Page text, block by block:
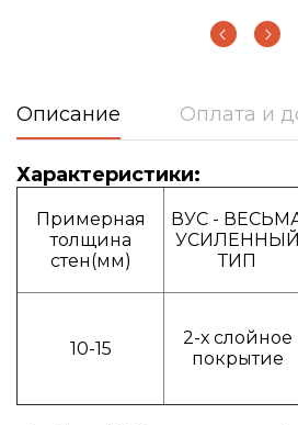
Описание Оплата и
Характеристики:
Примерная
толщина
стен(мм)
ВУС -
УСИЛЕННЫЙ
ТИП
10-15
2-х слойное
покрытие